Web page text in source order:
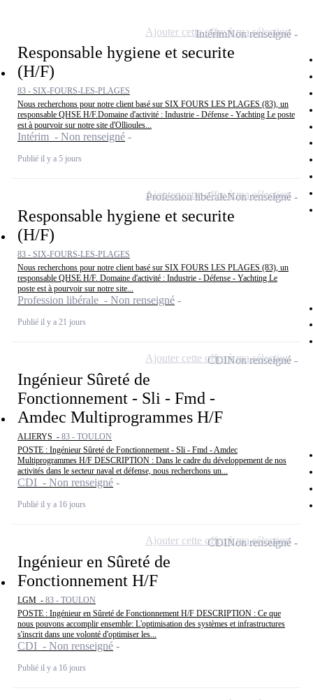
Responsable hygiene et securite
(H/F)
83 - SIX-FOURS-LES-PLAGES
Nous recherchons pour notre client basé sur SIX FOURS LES PLAGES (83), un
responsable QHSE H/F.Domaine d'activité : Industrie - Défense - Yachting Le poste
est à pourvoir sur notre site d'Ollioules...
Intérim - Non renseigné
Publié il y a 5 jours
IntérimNon renseigné
Ajouter cette offre à ma sélection
Responsable hygiene et securite
(H/F)
83 - SIX-FOURS-LES-PLAGES
Nous recherchons pour notre client basé sur SIX FOURS LES PLAGES (83), un
responsable QHSE H/F. Domaine d'activité : Industrie - Défense - Yachting Le
poste est à pourvoir sur notre site...
Profession libérale - Non renseigné
Publié il y a 21 jours
Profession libéraleNon renseigné
Ajouter cette offre à ma sélection
Ingénieur Sûreté de
Fonctionnement - Sli - Fmd -
Amdec Multiprogrammes H/F
ALIERYS - 83 - TOULON
POSTE : Ingénieur Sûreté de Fonctionnement - Sli - Fmd - Amdec
Multiprogrammes H/F DESCRIPTION : Dans le cadre du développement de nos
activités dans le secteur naval et défense, nous recherchons un...
CDI - Non renseigné
Publié il y a 16 jours
CDINon renseigné
Ajouter cette offre à ma sélection
Ingénieur en Sûreté de
Fonctionnement H/F
LGM - 83 - TOULON
POSTE : Ingénieur en Sûreté de Fonctionnement H/F DESCRIPTION : Ce que
nous pouvons accomplir ensemble: L'optimisation des systèmes et infrastructures
s'inscrit dans une volonté d'optimiser les...
CDI - Non renseigné
Publié il y a 16 jours
CDINon renseigné
Ajouter cette offre à ma sélection